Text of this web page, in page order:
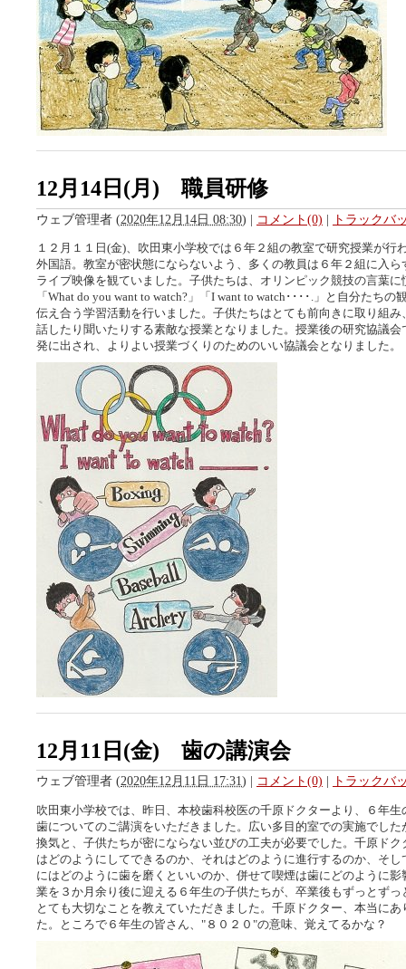
12月14日(月) 職員研修
ウェブ管理者 (2020年12月14日 08:30) | コメント(0) | トラックバ
１２月１１日(金)、吹田東小学校では６年２組の教室で研究授業が行
外国語。教室が密状態にならないよう、多くの教員は６年２組に入ら
ライブ映像を観ていました。子供たちは、オリンピック競技の言葉に
「What do you want to watch?」「I want to watch････.」と自分たちの
伝え合う学習活動を行いました。子供たちはとても前向きに取り組み
話したり聞いたりする素敵な授業となりました。授業後の研究協議会
発に出され、よりよい授業づくりのためのいい協議会となりました。
12月11日(金) 歯の講演会
ウェブ管理者 (2020年12月11日 17:31) | コメント(0) | トラックバ
吹田東小学校では、昨日、本校歯科校医の千原ドクターより、６年
歯についてのご講演をいただきました。広い多目的室での実施でした
換気と、子供たちが密にならない並びの工夫が必要でした。千原ドク
はどのようにしてできるのか、それはどのように進行するのか、そ
にはどのように歯を磨くといいのか、併せて喫煙は歯にどのように影
業を３か月余り後に迎える６年生の子供たちが、卒業後もずっとずっ
とても大切なことを教えていただきました。千原ドクター、本当に
た。ところで６年生の皆さん、"８０２０"の意味、覚えてるかな？